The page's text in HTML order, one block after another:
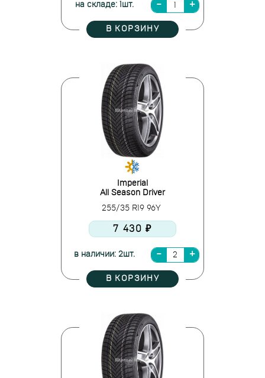
на складе: 1шт.
В КОРЗИНУ
Imperial
All Season Driver
255/35 R19 96Y
7 430 ₽
в наличии: 2шт.
В КОРЗИНУ